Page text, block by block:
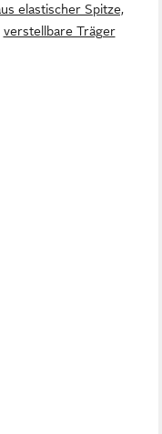
elastischer Spitze,
verstellbare Träger